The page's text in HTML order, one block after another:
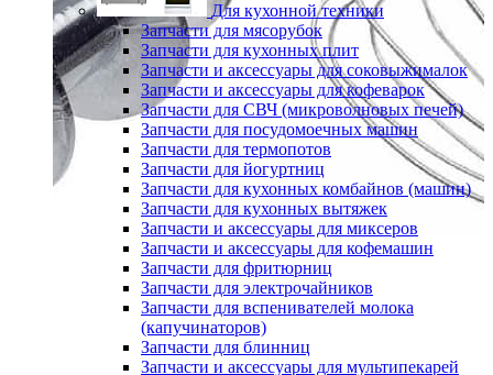
Для кухонной техники
Запчасти для мясорубок
Запчасти для кухонных плит
Запчасти и аксессуары для соковыжималок
Запчасти и аксессуары для кофеварок
Запчасти для СВЧ (микроволновых печей)
Запчасти для посудомоечных машин
Запчасти для термопотов
Запчасти для йогуртниц
Запчасти для кухонных комбайнов (машин)
Запчасти для кухонных вытяжек
Запчасти и аксессуары для миксеров
Запчасти и аксессуары для кофемашин
Запчасти для фритюрниц
Запчасти для электрочайников
Запчасти для вспенивателей молока
(капучинаторов)
Запчасти для блинниц
Запчасти и аксессуары для мультипекарей